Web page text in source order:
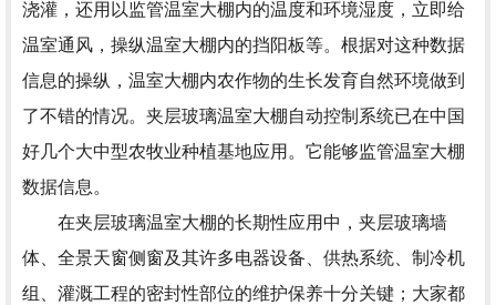
浇灌，还用以监管温室大棚内的温度和环境湿度，立即给
温室通风，操纵温室大棚内的挡阳板等。根据对这种数据
信息的操纵，温室大棚内农作物的生长发育自然环境做到
了不错的情况。夹层玻璃温室大棚自动控制系统已在中国
好几个大中型农牧业种植基地应用。它能够监管温室大棚
数据信息。
在夹层玻璃温室大棚的长期性应用中，夹层玻璃墙
体、全景天窗侧窗及其许多电器设备、供热系统、制冷机
组、灌溉工程的密封性部位的维护保养十分关键；大家都